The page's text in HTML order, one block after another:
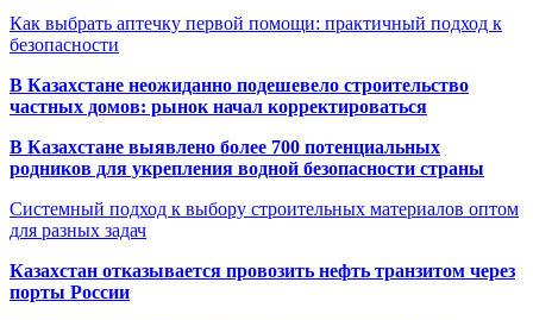
Как выбрать аптечку первой помощи: практичный подход к
безопасности
В Казахстане неожиданно подешевело строительство
частных домов: рынок начал корректироваться
В Казахстане выявлено более 700 потенциальных
родников для укрепления водной безопасности страны
Системный подход к выбору строительных материалов оптом
для разных задач
Казахстан отказывается провозить нефть транзитом через
порты России